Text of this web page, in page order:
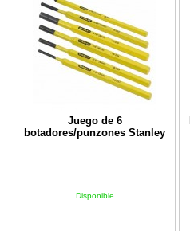
Juego de 6
botadores/punzones Stanley
Disponible